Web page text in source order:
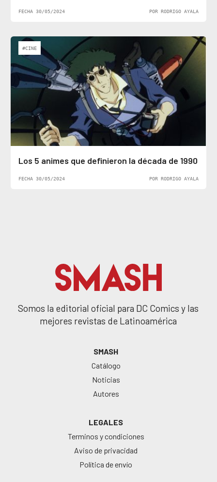
FECHA 30/05/2024 POR RODRIGO AYALA
#CINE
Los 5 animes que definieron la década de 1990
FECHA 30/05/2024 POR RODRIGO AYALA
Somos la editorial oficial para DC Comics y las
mejores revistas de Latinoamérica
SMASH
Catálogo
Noticias
Autores
LEGALES
Terminos y condiciones
Aviso de privacidad
Política de envío